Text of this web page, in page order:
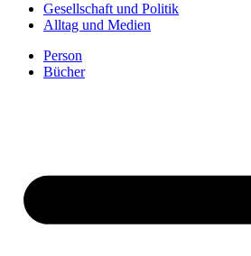
Gesellschaft und Politik
Alltag und Medien
Person
Bücher